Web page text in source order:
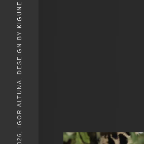
© 2026, IGOR ALTUNA. DESEIGN BY
KIGUNE